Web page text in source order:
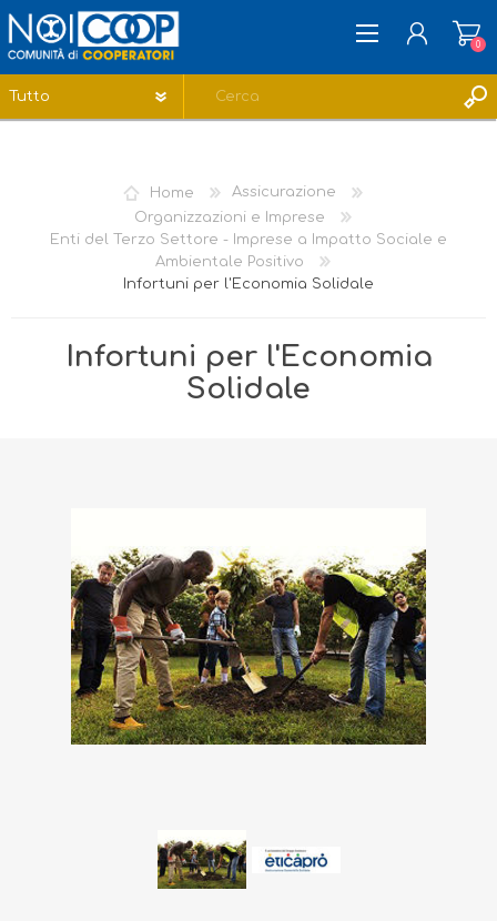
LISTA DEI DESIDERI
0
Home
Assicurazione
Organizzazioni e Imprese
Enti del Terzo Settore - Imprese a Impatto Sociale e
Ambientale Positivo
Infortuni per l'Economia Solidale
Infortuni per l'Economia
Solidale